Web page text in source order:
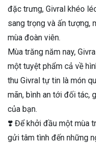
đặc trưng, Givral khéo
sang trọng và ấn tượng,
mùa đoàn viên.
Mùa trăng năm nay,
một tuyệt phẩm cả về
thu Givral tự tin là món
mãn, bình an tới đối tác,
của bạn.
❣️ Để khởi đầu một mùa
gửi tâm tình đến những